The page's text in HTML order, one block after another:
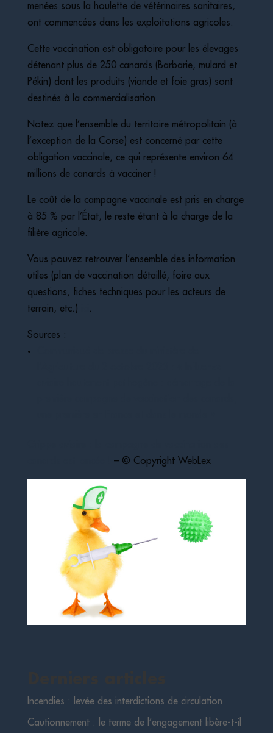
menées sous la houlette de vétérinaires sanitaires,
ont commencées dans les exploitations agricoles.
Cette vaccination est obligatoire pour les élevages
détenant plus de 250 canards (Barbarie, mulard et
Pékin) dont les produits (viande et foie gras) sont
destinés à la commercialisation.
Notez que l’ensemble du territoire métropolitain (à
l’exception de la Corse) est concerné par cette
obligation vaccinale, ce qui représente environ 64
millions de canards à vacciner !
Le coût de la campagne vaccinale est pris en charge
à 85 % par l’État, le reste étant à la charge de la
filière agricole.
Vous pouvez retrouver l’ensemble des information
utiles (plan de vaccination détaillé, foire aux
questions, fiches techniques pour les acteurs de
terrain, etc.)
Sources :
– © Copyright WebLex
Incendies : levée des interdictions de circulation
Cautionnement : le terme de l’engagement libère-t-il